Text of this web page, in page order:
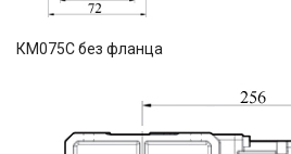
КМ075C без фланца